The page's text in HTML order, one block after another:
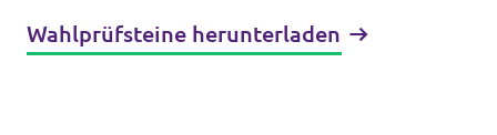
Wahlprüfsteine herunterladen